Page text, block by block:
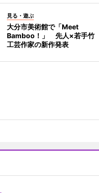
見る・遊ぶ
大分市美術館で「Meet
Bamboo！」 先人×若手竹
工芸作家の新作発表